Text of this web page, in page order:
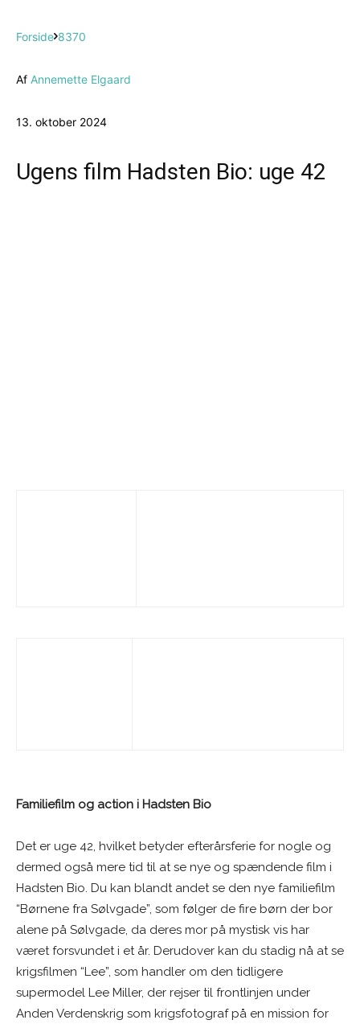
Forside 8370
Af Annemette Elgaard
13. oktober 2024
Ugens film Hadsten Bio: uge 42
Familiefilm og action i Hadsten Bio
Det er uge 42, hvilket betyder efterårsferie for nogle og
dermed også mere tid til at se nye og spændende film i
Hadsten Bio. Du kan blandt andet se den nye familiefilm
“Børnene fra Sølvgade”, som følger de fire børn der bor
alene på Sølvgade, da deres mor på mystisk vis har
været forsvundet i et år. Derudover kan du stadig nå at se
krigsfilmen “Lee”, som handler om den tidligere
supermodel Lee Miller, der rejser til frontlinjen under
Anden Verdenskrig som krigsfotograf på en mission for